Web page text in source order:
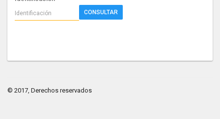
© 2017, Derechos reservados